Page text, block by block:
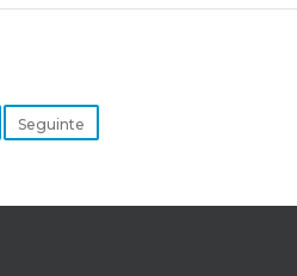
um agradecimento especial.
Seguinte